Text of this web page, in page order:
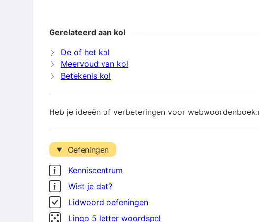
Gerelateerd aan kol
De of het kol
Meervoud van kol
Betekenis kol
Heb je ideeën of verbeteringen voor
Oefeningen
Kenniscentrum
Wist je dat?
Lidwoord oefeningen
Lingo 5 letter woordspel